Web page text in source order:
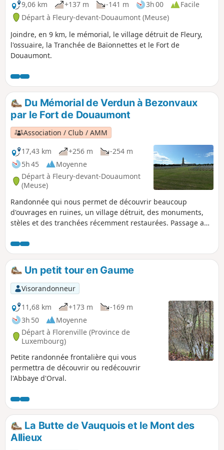
9,06 km +137 m -141 m 3h 00
Facile
Départ à Fleury-devant-Douaumont (Meuse)
Joindre, en 9 km, le mémorial, le village détruit de Fleury,
l'ossuaire, la Tranchée de Baïonnettes et le Fort de
Douaumont.
Du Mémorial de Verdun à Bezonvaux
par le Fort de Douaumont
Association / Club / AMM
17,43 km
+256 m
-254 m
5h 45
Moyenne
Départ à Fleury-devant-Douaumont
(Meuse)
Randonnée qui nous permet de découvrir beaucoup
d'ouvrages en ruines, un village détruit, des monuments,
stèles et des tranchées récemment restaurées. Passage au
regarder par terre, la terre nous restitue encore beaucoup
d'éclats d'obus et parfois même des obus entiers.
Un petit tour en Gaume
Visorandonneur
11,68 km
+173 m
-169 m
3h 50
Moyenne
Départ à Florenville (Province de
Luxembourg)
Petite randonnée frontalière qui vous
permettra de découvrir ou redécouvrir
l'Abbaye d'Orval.
La Butte de Vauquois et le Mont des
Allieux